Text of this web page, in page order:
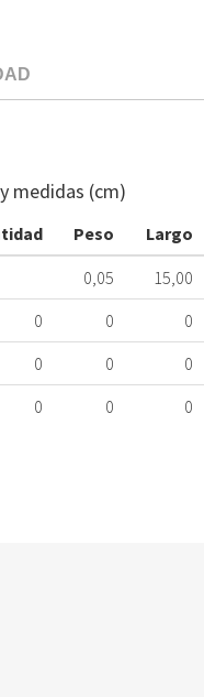
medidas (cm)
Peso Largo
0,05 15,00
0 0 0
0 0 0
0 0 0